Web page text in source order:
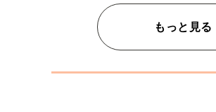
もっと見る